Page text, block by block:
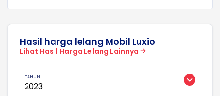
Hasil harga lelang Mobil Luxio
Lihat Hasil Harga Lelang Lainnya
2023